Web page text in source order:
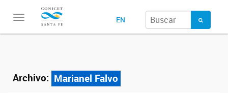
Toggle
EN
Archivo: Marianel Falvo